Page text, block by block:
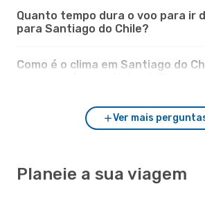
Quanto tempo dura o voo para ir
para Santiago do Chile?
Como é o clima em Santiago do
Ver mais
Planeie a sua viagem